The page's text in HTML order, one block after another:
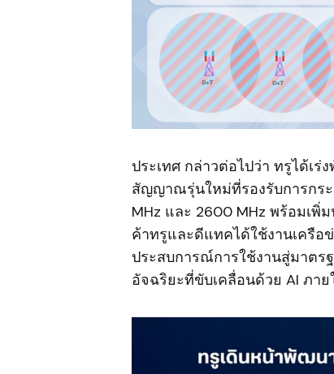
ประเทศ กล่าวต่อไปว่า ทรูได้เ
สัญญาณรุ่นใหม่ที่รองรับการกร
MHz และ 2600 MHz พร้อมเพิ่
ค้าทรูและดีแทคได้ใช้งานเครื
ประสบการณ์การใช้งานสู่มาตร
อัจฉริยะที่ขับเคลื่อนด้วย AI ภา